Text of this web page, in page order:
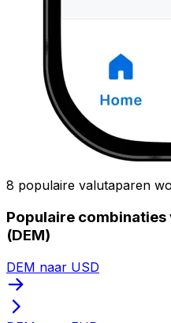
8 populaire valutaparen
Populaire combinaties
(DEM)
DEM naar USD